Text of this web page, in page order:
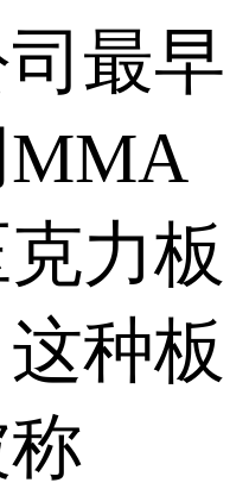
最早
力板
种板